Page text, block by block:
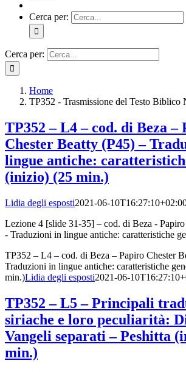
Cerca per:
Cerca per:
Home
TP352 - Trasmissione del Testo Biblico
TP352 – L4 – cod. di Beza –
Chester Beatty (P45) –
lingue antiche:
(inizio) (25 min.)
Lidia degli esposti2021-06-
Lezione 4 [slide 31-35] – cod. di Beza -
- Traduzioni in lingue antiche: caratteristiche
TP352 – L4 – cod. di Beza – Papiro Chester
Traduzioni in lingue antiche: caratteristiche
min.)Lidia degli esposti2021-06-
TP352 – L5 – Principali
siriache e loro peculiarità:
Vangeli separati – Peshitta
min.)